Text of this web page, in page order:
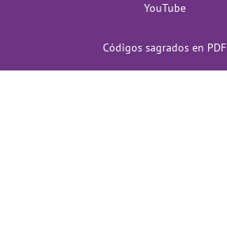
YouTube
Códigos sagrados en PDF